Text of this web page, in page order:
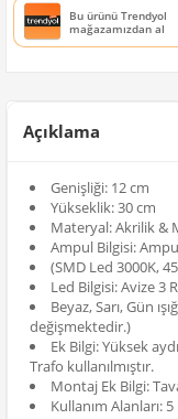
Bu ürünü Trendyol
mağazamızdan al
Açıklama
Genişliği: 12 cm
Yükseklik: 30 cm
Materyal: Akrilik &
Ampul Bilgisi:
(SMD Led 3000K,
Led Bilgisi: Avize 3
Beyaz, Sarı, Gün
değişmektedir.)
Ek Bilgi: Yüksek
Trafo kullanılmıştır.
Montaj Ek Bilgi:
Kullanım Alanları: